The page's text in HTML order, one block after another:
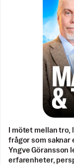
I mötet mellan
frågor som saknar
Yngve Göransson
erfarenheter,